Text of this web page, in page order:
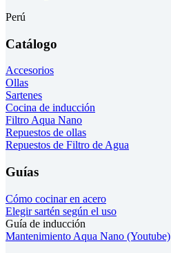
Perú
Catálogo
Accesorios
Ollas
Sartenes
Cocina de inducción
Filtro Aqua Nano
Repuestos de ollas
Repuestos de Filtro de Agua
Guías
Cómo cocinar en acero
Elegir sartén según el uso
Guía de inducción
Mantenimiento Aqua Nano (Youtube)